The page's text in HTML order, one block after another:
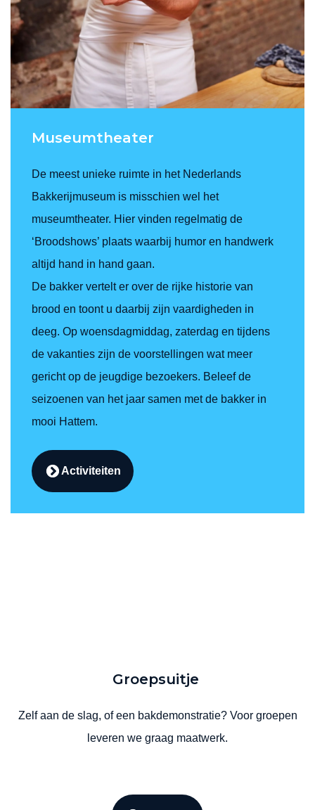
Museumtheater
De meest unieke ruimte in het Nederlands
Bakkerijmuseum is misschien wel het
museumtheater. Hier vinden regelmatig de
‘Broodshows’ plaats waarbij humor en handwerk
altijd hand in hand gaan.
De bakker vertelt er over de rijke historie van
brood en toont u daarbij zijn vaardigheden in
deeg. Op woensdagmiddag, zaterdag en tijdens
de vakanties zijn de voorstellingen wat meer
gericht op de jeugdige bezoekers. Beleef de
seizoenen van het jaar samen met de bakker in
mooi Hattem.
Activiteiten
Groepsuitje
Zelf aan de slag, of een bakdemonstratie? Voor groepen
leveren we graag maatwerk.